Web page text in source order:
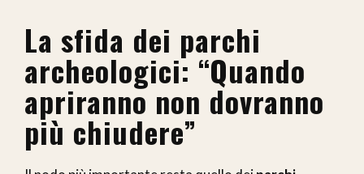
La sfida dei parchi
archeologici: “Quando
apriranno non dovranno
più chiudere”